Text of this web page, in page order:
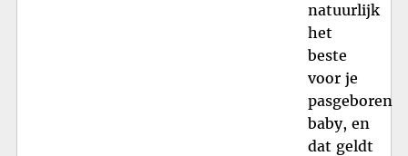
natuurlijk
het
beste
voor je
pasgeboren
baby, en
dat geldt